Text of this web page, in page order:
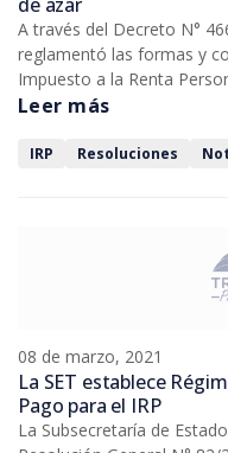
A través del Decreto N°
reglamentó las formas y
Impuesto a la Renta
(IRP-RGC) sobre los
Leer más
IRP Resoluciones
08 de marzo, 2021
La SET establece
Pago para el IRP
La Subsecretaría de